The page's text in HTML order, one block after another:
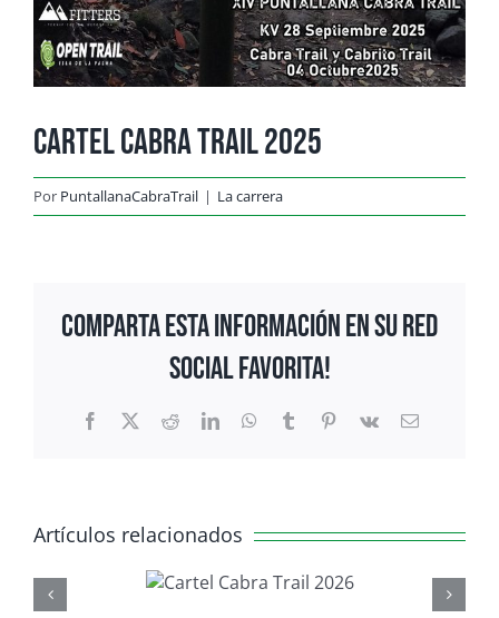
Cartel Cabra Trail 2025
Por PuntallanaCabraTrail | La carrera
Comparta esta información en su red
Social favorita!
Facebook
X RedditLinkedInWhatsApp
TumblrPinterest
Vk
Correo
Artículos relacionados
Cabra
PROGRAMA